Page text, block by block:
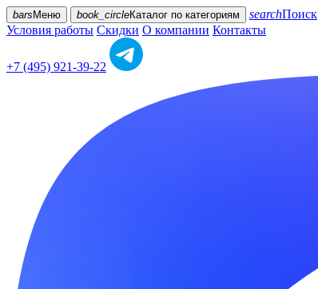
bars Меню book_circleКаталог по категориям searchПоиск
Условия работы Скидки О компании Контакты
+7 (495) 921-39-22